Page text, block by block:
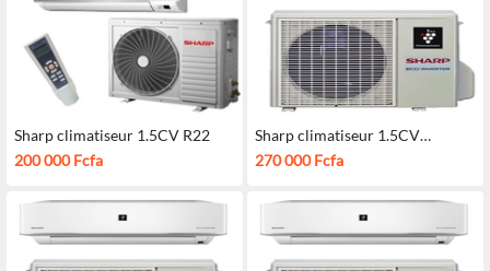
Sharp climatiseur 1.5CV R22
200 000 Fcfa
Sharp climatiseur 1.5CV
inverter
270 000 Fcfa